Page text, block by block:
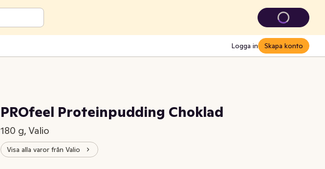
Logga in Skapa konto
PROfeel Proteinpudding Choklad
180 g, Valio
Visa alla varor från Valio